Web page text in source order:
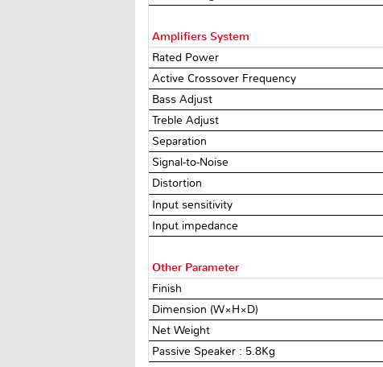
Amplifiers System
Rated Power
Active Crossover Frequency
Bass Adjust
Treble Adjust
Separation
Signal-to-Noise
Distortion
Input sensitivity
Input impedance
Other Parameter
Finish
Dimension (W×H×D)
Net Weight
Passive Speaker : 5.8Kg